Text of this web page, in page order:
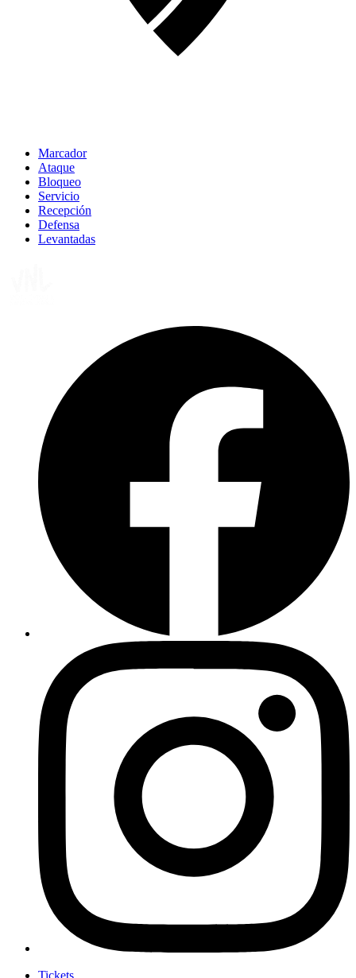
Marcador
Ataque
Bloqueo
Servicio
Recepción
Defensa
Levantadas
Tickets